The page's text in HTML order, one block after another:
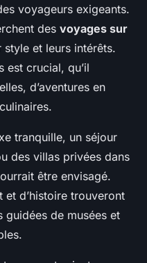
voyageurs exigeants.
des voyages sur
style et leurs intérêts.
est crucial, qu’il
d’aventures en
tranquille, un séjour
des villas privées dans
être envisagé.
et d’histoire trouveront
guidées de musées et